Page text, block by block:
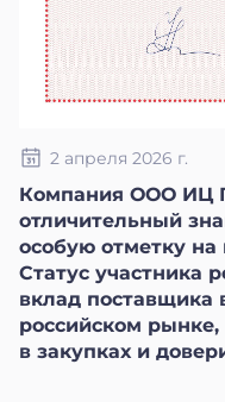
2 апреля 2026 г.
Компания ООО ИЦ
отличительный
особую отметку
Статус участника
вклад поставщика
российском рынке,
в закупках и